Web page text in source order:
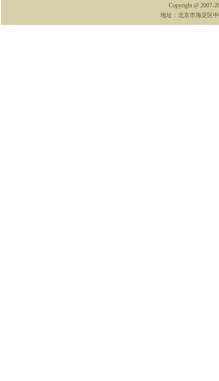
Copyright @ 2007-
地址：北京市海淀区